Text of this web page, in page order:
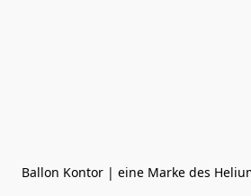
Ballon Kontor | eine Marke des